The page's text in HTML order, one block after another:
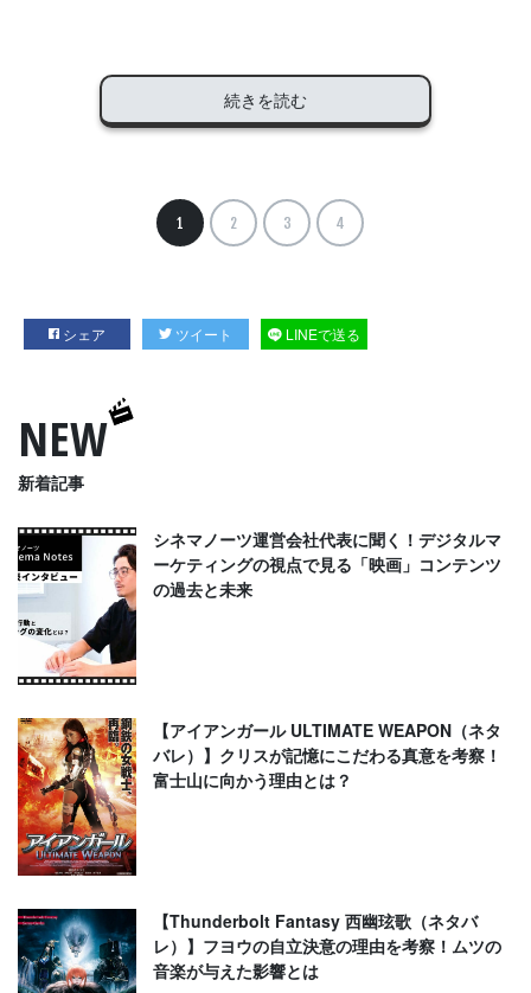
続きを読む
1 2 3 4
シェア ツイート LINEで送る
NEW
新着記事
シネマノーツ運営会社代表に聞く！デジタルマ
ーケティングの視点で見る「映画」コンテンツ
の過去と未来
【アイアンガール ULTIMATE WEAPON（ネタ
バレ）】クリスが記憶にこだわる真意を考察！
富士山に向かう理由とは？
【Thunderbolt Fantasy 西幽玹歌（ネタバ
レ）】フヨウの自立決意の理由を考察！ムツの
音楽が与えた影響とは